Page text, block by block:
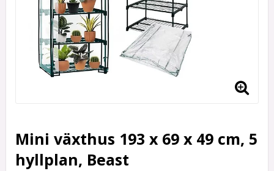
Mini växthus 193 x 69 x 49 cm, 5
hyllplan, Beast